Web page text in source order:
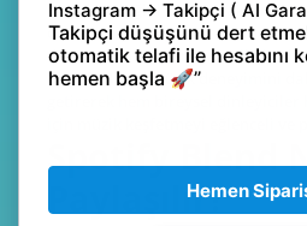
Blend özelliğini kullanmak için
olmasına gerek yoktur. Hem
de Premium üyeler bu özelliği
Spotify Blend müzik deneyimini
Spotify Blend
Paylaşılır?